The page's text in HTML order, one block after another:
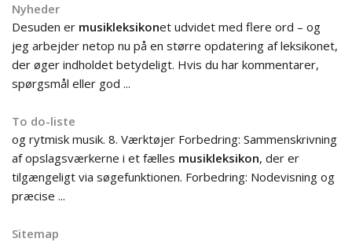
Nyheder
Desuden er musikleksikonet udvidet med flere ord – og
jeg arbejder netop nu på en større opdatering af leksikonet,
der øger indholdet betydeligt. Hvis du har kommentarer,
spørgsmål eller god ...
To do-liste
og rytmisk musik. 8. Værktøjer Forbedring: Sammenskrivning
af opslagsværkerne i et fælles musikleksikon, der er
tilgængeligt via søgefunktionen. Forbedring: Nodevisning og
præcise ...
Sitemap